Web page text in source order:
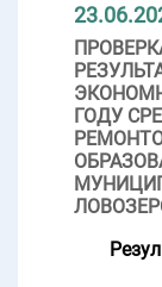
ГОДУ